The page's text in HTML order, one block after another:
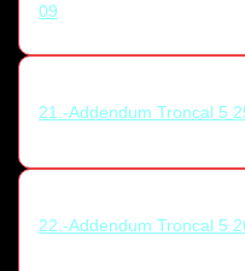
09
21.-Addendum Troncal 5
22.-Addendum Troncal 5